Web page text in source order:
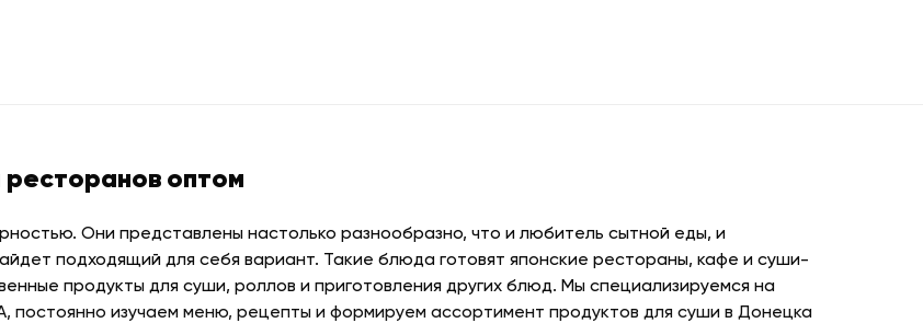
оптом
Они представлены настолько разнообразно, что и любитель сытной еды, и
подходящий для себя вариант. Такие блюда готовят японские рестораны, кафе и суши-
продукты для суши, роллов и приготовления других блюд. Мы специализируемся на
постоянно изучаем меню, рецепты и формируем ассортимент продуктов для суши в Донецка